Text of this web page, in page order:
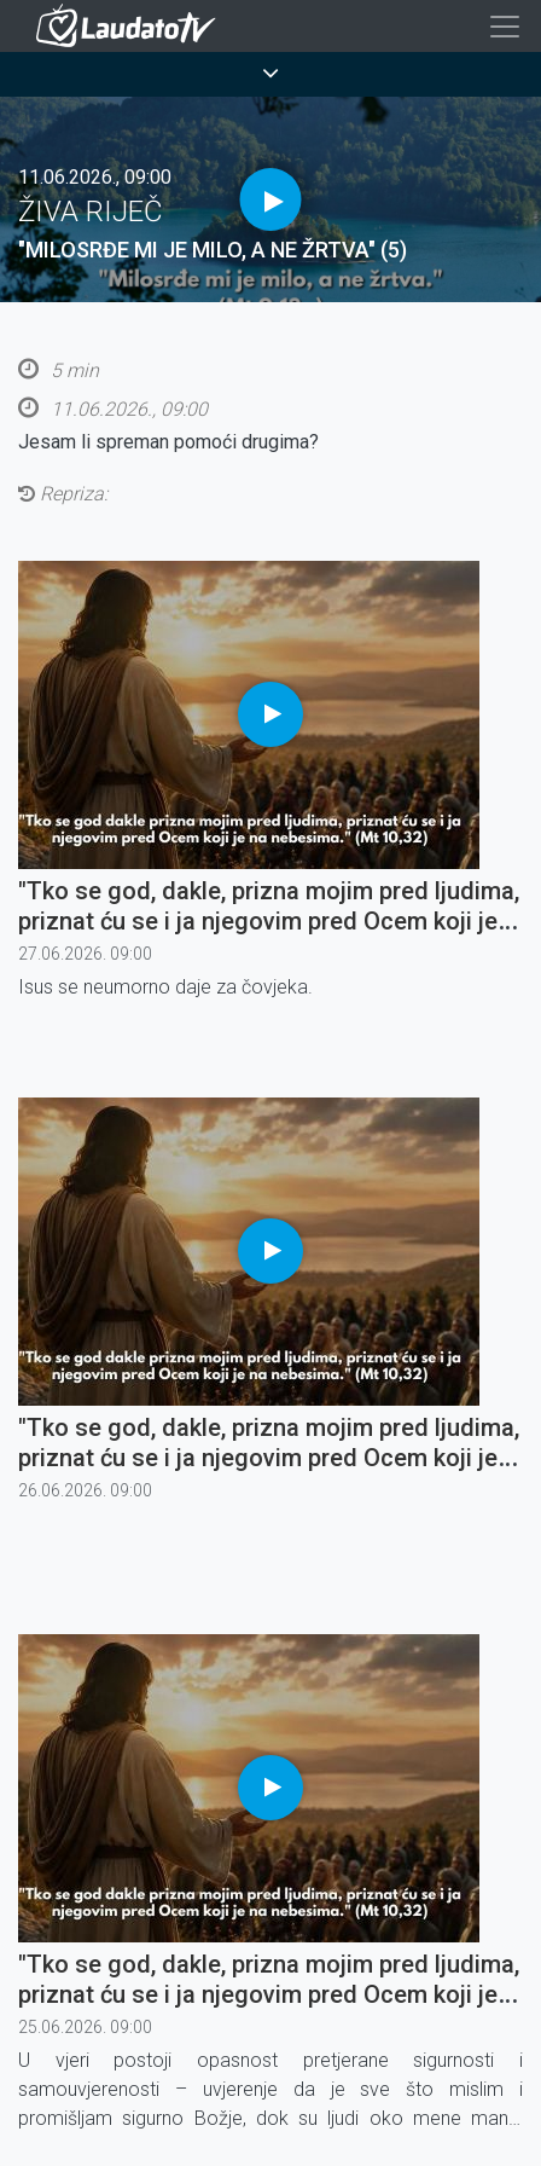
Skoči
sadržaj
11.06.2026., 09:00
ŽIVA RIJEČ
"MILOSRĐE MI JE MILO, A NE ŽRTVA" (5)
5 min
11.06.2026., 09:00
Jesam li spreman pomoći drugima?
Repriza:
"Tko se god, dakle, prizna mojim pred ljudima,
priznat ću se i ja njegovim pred Ocem koji je
na nebesima" (6)
27.06.2026. 09:00
Isus se neumorno daje za čovjeka.
"Tko se god, dakle, prizna mojim pred ljudima,
priznat ću se i ja njegovim pred Ocem koji je
na nebesima" (5)
26.06.2026. 09:00
"Tko se god, dakle, prizna mojim pred ljudima,
priznat ću se i ja njegovim pred Ocem koji je
na nebesima" (4)
25.06.2026. 09:00
U vjeri postoji opasnost pretjerane sigurnosti i
samouvjerenosti – uvjerenje da je sve što mislim i
promišljam sigurno Božje, dok su ljudi oko mene manje